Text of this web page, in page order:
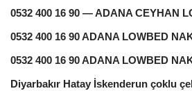
0532 400 16 90 — ADANA CEYHAN
0532 400 16 90 ADANA LOWBED
0532 400 16 90 ADANA LOWBED
Diyarbakır Hatay İskenderun çoklu